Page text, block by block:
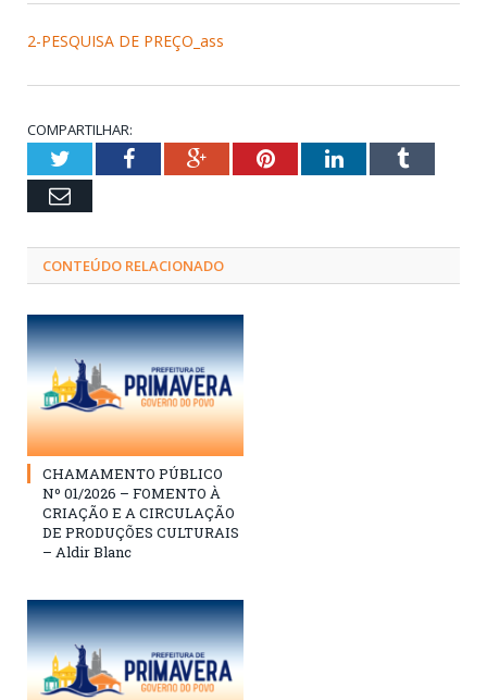
2-PESQUISA DE PREÇO_ass
COMPARTILHAR:
TwitterFacebookGoogle+PinterestLinkedInTumblr
Email
CONTEÚDO RELACIONADO
CHAMAMENTO PÚBLICO
Nº 01/2026 – FOMENTO À
CRIAÇÃO E A CIRCULAÇÃO
DE PRODUÇÕES CULTURAIS
– Aldir Blanc